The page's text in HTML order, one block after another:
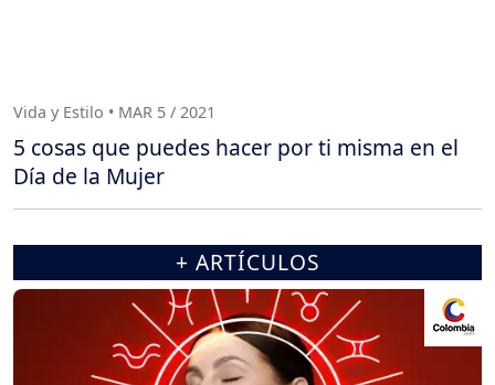
Vida y Estilo • MAR 5 / 2021
5 cosas que puedes hacer por ti misma en el
Día de la Mujer
+ ARTÍCULOS